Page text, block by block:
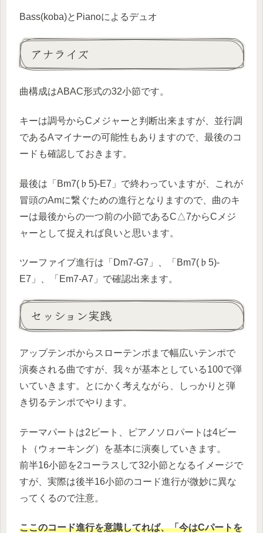
Bass(koba)とPianoによるデュオ
アナライズ
曲構成はABAC形式の32小節です。
キーは調号からCメジャーと判断出来ますが、並行調
であるAマイナーの可能性もありますので、最後のコ
ードも確認しておきます。
最後は「Bm7(♭5)-E7」で終わっていますが、これが
冒頭のAmに繋ぐための進行となりますので、曲のキ
ーは最後からの一つ前の小節であるC△7からCメジ
ャーとして捉えれば良いと思います。
ツーファイブ進行は「Dm7-G7」、「Bm7(♭5)-
E7」、「Em7-A7」で確認出来ます。
セッション実践
アップテンポからスローテンポまで幅広いテンポで
演奏される曲ですが、我々が基本としている100で弾
いていきます。とにかく考えながら、しっかりと弾
き切るテンポでやります。
テーマパートは2ビート、ピアノソロパートは4ビー
ト（ウォーキング）を基本に演奏していきます。
前半16小節を2コーラスして32小節となるイメージで
すが、実際は後半16小節のコード進行が微妙に異な
ってくるので注意。
ここのコード進行を意識してれば、「今はCパートを